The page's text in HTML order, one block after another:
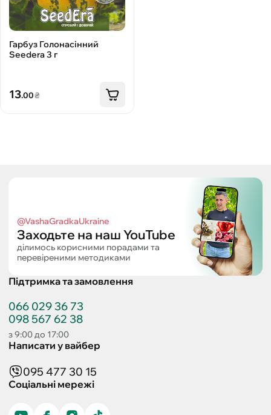
Гарбуз Голонасінний
Seedera 3 г
13.00₴
@VashaGradkaUkraine
Заходьте на наш YouTube
ділимось корисними порадами та
перевіреними методиками
Підтримка та замовлення
066 029 36 73
098 567 62 38
з 9:00 до 17:00
Написати у вайбер
095 477 30 15
Соціальні мережі